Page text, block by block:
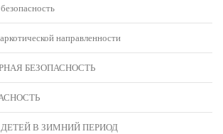
направленности
БЕЗОПАСНОСТЬ
В ЗИМНИЙ ПЕРИОД